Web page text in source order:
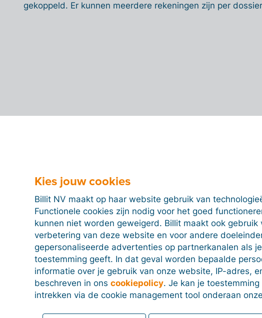
gekoppeld. Er kunnen meerdere rekeningen zijn per
Kies jouw cookies
Billit NV maakt op haar website gebruik van
Functionele cookies zijn nodig voor het goed
kunnen niet worden geweigerd. Billit maakt ook gebruik
verbetering van deze website en voor andere
gepersonaliseerde advertenties op partnerkanalen als
toestemming geeft. In dat geval worden bepaalde
informatie over je gebruik van onze website, IP-adres,
beschreven in onscookiepolicy. Je kan je
intrekken via de cookie management tool onderaan